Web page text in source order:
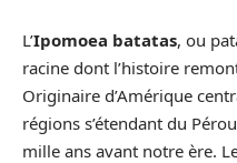
L’Ipomoea batatas, ou
racine dont l’histoire
Originaire d’Amérique
régions s’étendant du
mille ans avant notre ère.